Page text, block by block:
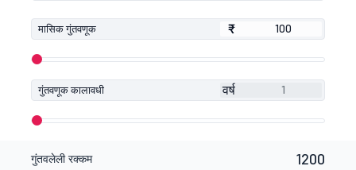
मासिक गुंतवणूक ₹
₹
गुंतवणूक कालावधी वर्ष
गुंतवलेली रक्कम 1200